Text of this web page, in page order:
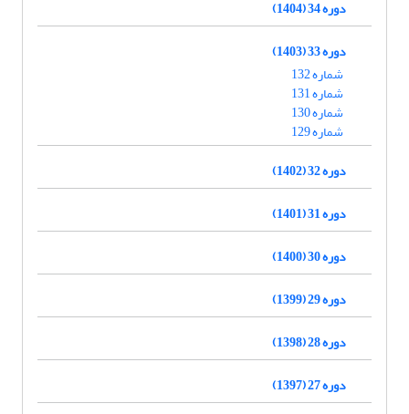
دوره 34 (1404)
دوره 33 (1403)
شماره 132
شماره 131
شماره 130
شماره 129
دوره 32 (1402)
دوره 31 (1401)
دوره 30 (1400)
دوره 29 (1399)
دوره 28 (1398)
دوره 27 (1397)